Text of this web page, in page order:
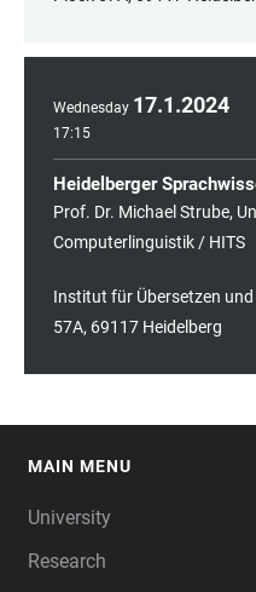
Wednesday 17.1.2024
17:15
Heidelberger
Prof. Dr. Michael Strube,
Computerlinguistik / HITS
Institut für Übersetzen und
57A, 69117 Heidelberg
MAIN MENU
University
Research